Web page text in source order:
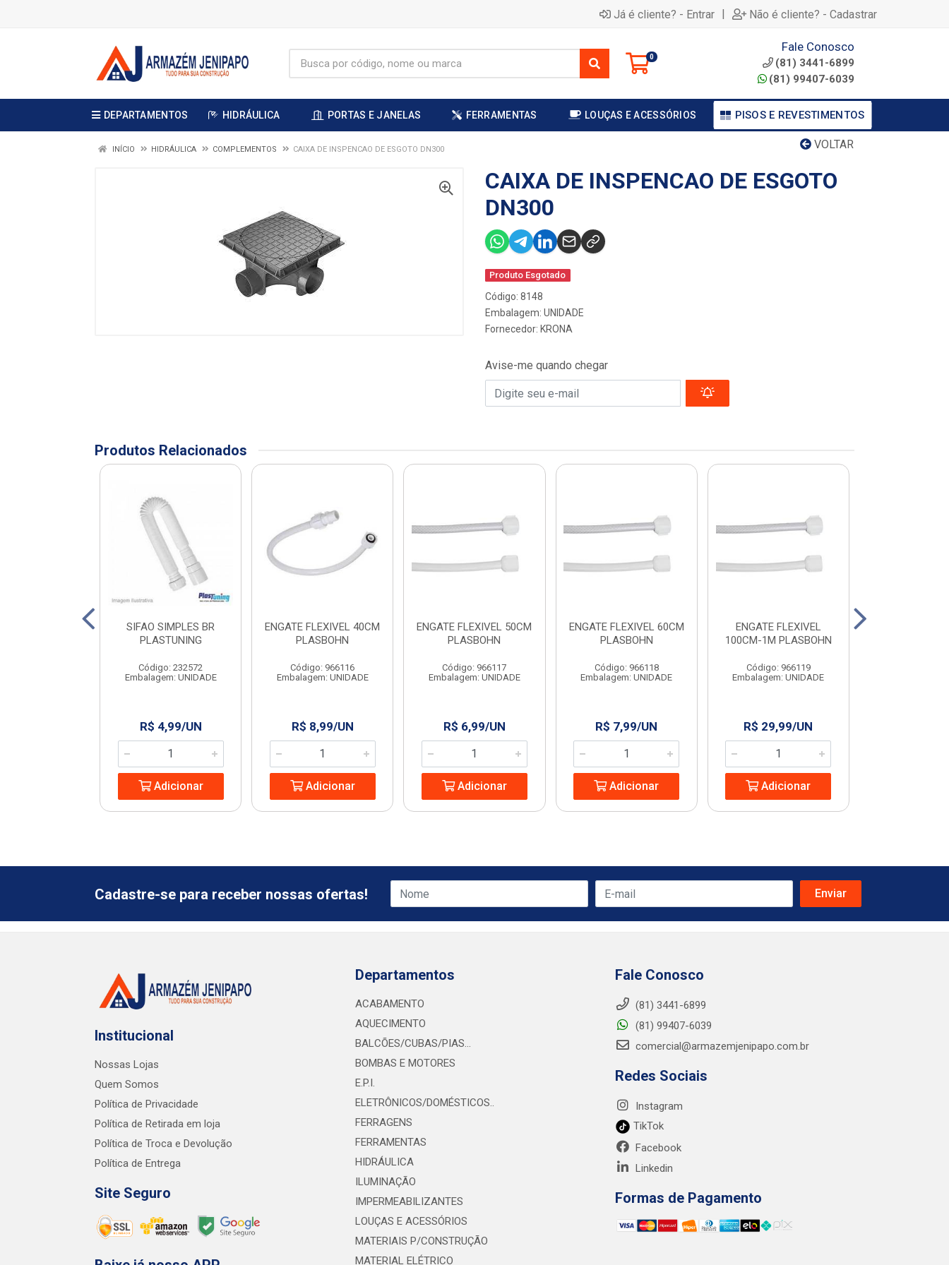
Já é cliente? - Entrar | Não é cliente? - Cadastrar
0
Fale Conosco
(81) 3441-6899
(81) 99407-6039
DEPARTAMENTOS HIDRÁULICA PORTAS E JANELAS FERRAMENTAS LOUÇAS E ACESSÓRIOS PISOS E REVESTIMENTOS
VOLTAR
INÍCIO HIDRÁULICA COMPLEMENTOS CAIXA DE INSPENCAO DE ESGOTO DN300
CAIXA DE INSPENCAO DE ESGOTO
DN300
Produto Esgotado
Código: 8148
Embalagem: UNIDADE
Fornecedor: KRONA
Avise-me quando chegar
Produtos Relacionados
SIFAO SIMPLES BR
PLASTUNING
Código: 232572
Embalagem: UNIDADE
R$ 4,99/UN
Adicionar
ENGATE FLEXIVEL 40CM
PLASBOHN
Código: 966116
Embalagem: UNIDADE
R$ 8,99/UN
Adicionar
ENGATE FLEXIVEL 50CM
PLASBOHN
Código: 966117
Embalagem: UNIDADE
R$ 6,99/UN
Adicionar
ENGATE FLEXIVEL 60CM
PLASBOHN
Código: 966118
Embalagem: UNIDADE
R$ 7,99/UN
Adicionar
ENGATE FLEXIVEL
100CM-1M PLASBOHN
Código: 966119
Embalagem: UNIDADE
R$ 29,99/UN
Adicionar
Cadastre-se para receber nossas ofertas!
Institucional
Nossas Lojas
Quem Somos
Política de Privacidade
Política de Retirada em loja
Política de Troca e Devolução
Política de Entrega
Site Seguro
Departamentos
ACABAMENTO
AQUECIMENTO
BALCÕES/CUBAS/PIAS...
BOMBAS E MOTORES
E.P.I.
ELETRÔNICOS/DOMÉSTICOS..
FERRAGENS
FERRAMENTAS
HIDRÁULICA
ILUMINAÇÃO
IMPERMEABILIZANTES
LOUÇAS E ACESSÓRIOS
MATERIAIS P/CONSTRUÇÃO
MATERIAL ELÉTRICO
Fale Conosco
(81) 3441-6899
(81) 99407-6039
comercial@armazemjenipapo.com.br
Redes Sociais
Instagram
TikTok
Facebook
Linkedin
Formas de Pagamento